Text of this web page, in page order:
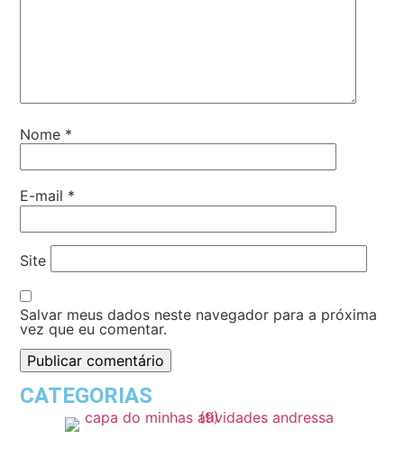
Nome *
E-mail *
Site
Salvar meus dados neste navegador para a próxima
vez que eu comentar.
CATEGORIAS